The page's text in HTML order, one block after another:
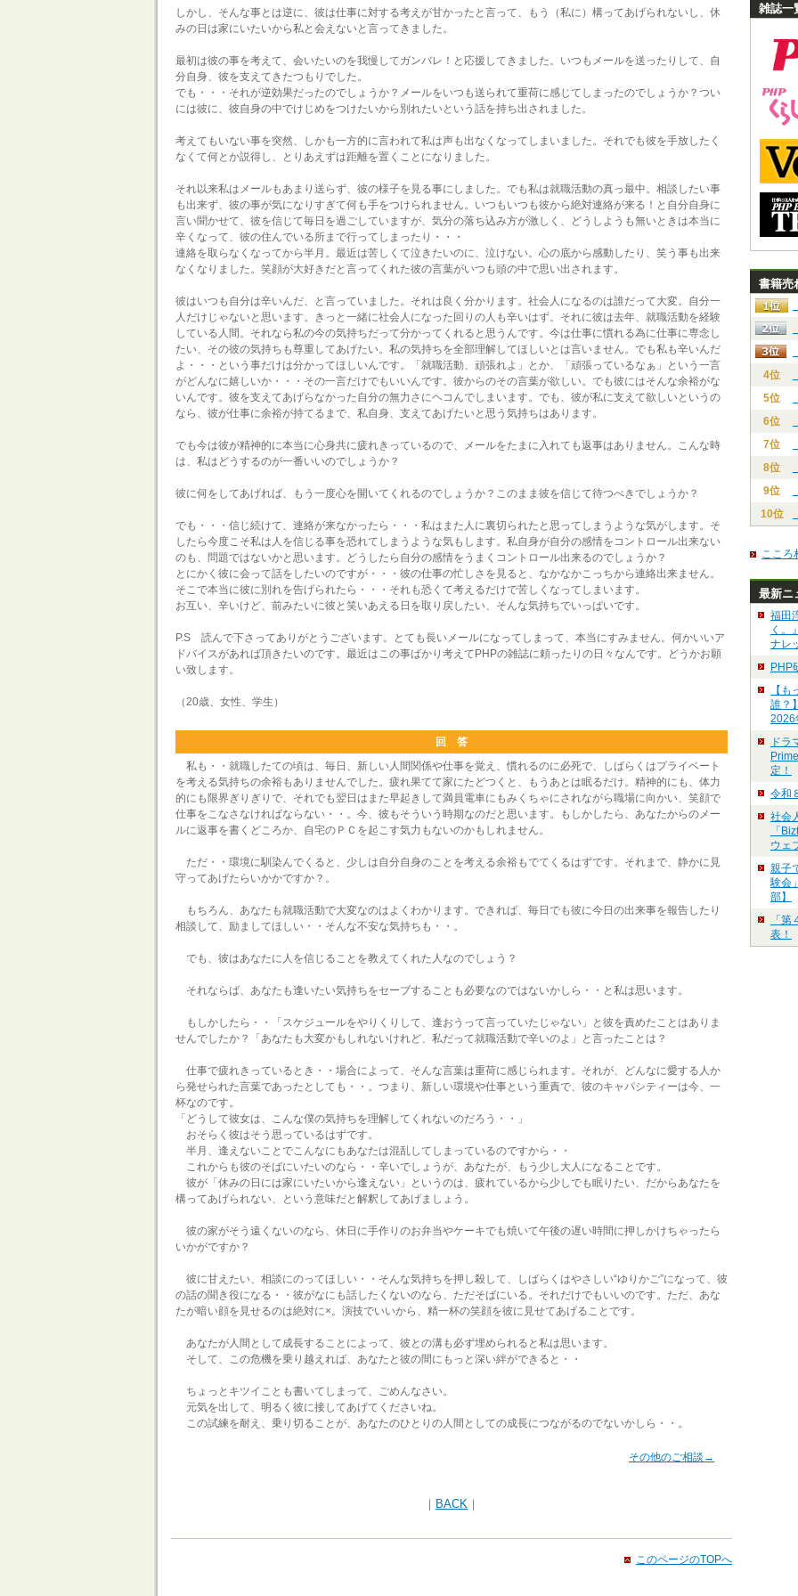
しかし、そんな事とは逆に、彼は仕事に対する考えが甘かったと言って、もう（私に）構ってあげられないし、休
みの日は家にいたいから私と会えないと言ってきました。
最初は彼の事を考えて、会いたいのを我慢してガンバレ！と応援してきました。いつもメールを送ったりして、自
分自身、彼を支えてきたつもりでした。
でも・・・それが逆効果だったのでしょうか？メールをいつも送られて重荷に感じてしまったのでしょうか？つい
には彼に、彼自身の中でけじめをつけたいから別れたいという話を持ち出されました。
考えてもいない事を突然、しかも一方的に言われて私は声も出なくなってしまいました。それでも彼を手放したく
なくて何とか説得し、とりあえずは距離を置くことになりました。
それ以来私はメールもあまり送らず、彼の様子を見る事にしました。でも私は就職活動の真っ最中。相談したい事
も出来ず、彼の事が気になりすぎて何も手をつけられません。いつもいつも彼から絶対連絡が来る！と自分自身に
言い聞かせて、彼を信じて毎日を過ごしていますが、気分の落ち込み方が激しく、どうしようも無いときは本当に
辛くなって、彼の住んでいる所まで行ってしまったり・・・
連絡を取らなくなってから半月。最近は苦しくて泣きたいのに、泣けない。心の底から感動したり、笑う事も出来
なくなりました。笑顔が大好きだと言ってくれた彼の言葉がいつも頭の中で思い出されます。
彼はいつも自分は辛いんだ、と言っていました。それは良く分かります。社会人になるのは誰だって大変。自分一
人だけじゃないと思います。きっと一緒に社会人になった回りの人も辛いはず。それに彼は去年、就職活動を経験
している人間。それなら私の今の気持ちだって分かってくれると思うんです。今は仕事に慣れる為に仕事に専念し
たい、その彼の気持ちも尊重してあげたい。私の気持ちを全部理解してほしいとは言いません。でも私も辛いんだ
よ・・・という事だけは分かってほしいんです。「就職活動、頑張れよ」とか、「頑張っているなぁ」という一言
がどんなに嬉しいか・・・その一言だけでもいいんです。彼からのその言葉が欲しい。でも彼にはそんな余裕がな
いんです。彼を支えてあげらなかった自分の無力さにヘコんでしまいます。でも、彼が私に支えて欲しいというの
なら、彼が仕事に余裕が持てるまで、私自身、支えてあげたいと思う気持ちはあります。
でも今は彼が精神的に本当に心身共に疲れきっているので、メールをたまに入れても返事はありません。こんな時
は、私はどうするのが一番いいのでしょうか？
彼に何をしてあげれば、もう一度心を開いてくれるのでしょうか？このまま彼を信じて待つべきでしょうか？
でも・・・信じ続けて、連絡が来なかったら・・・私はまた人に裏切られたと思ってしまうような気がします。そ
したら今度こそ私は人を信じる事を恐れてしまうような気もします。私自身が自分の感情をコントロール出来ない
のも、問題ではないかと思います。どうしたら自分の感情をうまくコントロール出来るのでしょうか？
とにかく彼に会って話をしたいのですが・・・彼の仕事の忙しさを見ると、なかなかこっちから連絡出来ません。
そこで本当に彼に別れを告げられたら・・・それも恐くて考えるだけで苦しくなってしまいます。
お互い、辛いけど、前みたいに彼と笑いあえる日を取り戻したい、そんな気持ちでいっぱいです。
P.S 読んで下さってありがとうございます。とても長いメールになってしまって、本当にすみません。何かいいア
ドバイスがあれば頂きたいのです。最近はこの事ばかり考えてPHPの雑誌に頼ったりの日々なんです。どうかお願
い致します。
（20歳、女性、学生）
回 答
私も・・就職したての頃は、毎日、新しい人間関係や仕事を覚え、慣れるのに必死で、しばらくはプライベート
を考える気持ちの余裕もありませんでした。疲れ果てて家にたどつくと、もうあとは眠るだけ。精神的にも、体力
的にも限界ぎりぎりで、それでも翌日はまた早起きして満員電車にもみくちゃにされながら職場に向かい、笑顔で
仕事をこなさなければならない・・。今、彼もそういう時期なのだと思います。もしかしたら、あなたからのメー
ルに返事を書くどころか、自宅のＰＣを起こす気力もないのかもしれません。
ただ・・環境に馴染んでくると、少しは自分自身のことを考える余裕もでてくるはずです。それまで、静かに見
守ってあげたらいかかですか？。
もちろん、あなたも就職活動で大変なのはよくわかります。できれば、毎日でも彼に今日の出来事を報告したり
相談して、励ましてほしい・・そんな不安な気持ちも・・。
でも、彼はあなたに人を信じることを教えてくれた人なのでしょう？
それならば、あなたも逢いたい気持ちをセーブすることも必要なのではないかしら・・と私は思います。
もしかしたら・・「スケジュールをやりくりして、逢おうって言っていたじゃない」と彼を責めたことはありま
せんでしたか？「あなたも大変かもしれないけれど、私だって就職活動で辛いのよ」と言ったことは？
仕事で疲れきっているとき・・場合によって、そんな言葉は重荷に感じられます。それが、どんなに愛する人か
ら発せられた言葉であったとしても・・。つまり、新しい環境や仕事という重責で、彼のキャパシティーは今、一
杯なのです。
「どうして彼女は、こんな僕の気持ちを理解してくれないのだろう・・」
おそらく彼はそう思っているはずです。
半月、逢えないことでこんなにもあなたは混乱してしまっているのですから・・
これからも彼のそばにいたいのなら・・辛いでしょうが、あなたが、もう少し大人になることです。
彼が「休みの日には家にいたいから逢えない」というのは、疲れているから少しでも眠りたい、だからあなたを
構ってあげられない、という意味だと解釈してあげましょう。
彼の家がそう遠くないのなら、休日に手作りのお弁当やケーキでも焼いて午後の遅い時間に押しかけちゃったら
いかがですか？
彼に甘えたい、相談にのってほしい・・そんな気持ちを押し殺して、しばらくはやさしい“ゆりかご”になって、彼
の話の聞き役になる・・彼がなにも話したくないのなら、ただそばにいる。それだけでもいいのです。ただ、あな
たが暗い顔を見せるのは絶対に×。演技でいいから、精一杯の笑顔を彼に見せてあげることです。
あなたが人間として成長することによって、彼との溝も必ず埋められると私は思います。
そして、この危機を乗り越えれば、あなたと彼の間にもっと深い絆ができると・・
ちょっとキツイことも書いてしまって、ごめんなさい。
元気を出して、明るく彼に接してあげてくださいね。
この試練を耐え、乗り切ることが、あなたのひとりの人間としての成長につながるのでないかしら・・。
その他のご相談→
｜ BACK ｜
このページのTOPへ
雑誌一
書籍売
4位
5位
6位
7位
8位
9位
10位
こころ
最新ニ
福田
く。
ナレ
PHP
【
誰？
2026
ドラ
定！
令和
社会
「
ウェ
親子
験会
部】
「
表！